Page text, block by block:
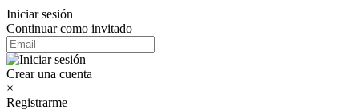
Iniciar sesión
Continuar como invitado
Crear una cuenta
×
Registrarme